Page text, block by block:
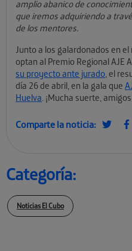
amplio abanico de
que iremos adquiriendo a
de los mentores.
Junto a los galardonados en
optan al Premio Regional AJE
su proyecto ante jurado, el
día 26 de abril, en la gala que
Huelva. ¡Mucha suerte,
Comparte la noticia:
Categoría:
Noticias El Cubo